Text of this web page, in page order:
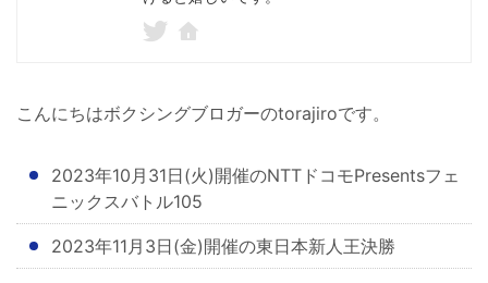
こんにちはボクシングブロガーのtorajiroです。
2023年10月31日(火)開催のNTTドコモPresentsフェ
ニックスバトル105
2023年11月3日(金)開催の東日本新人王決勝